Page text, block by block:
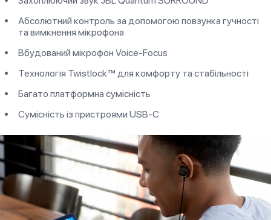
Абсолютний контроль за допомогою повзунка гучності
та вимкнення мікрофона
Вбудований мікрофон Voice-Focus
Технологія Twistlock™ для комфорту та стабільності
Багато платформна сумісність
Сумісність із пристроями USB-C